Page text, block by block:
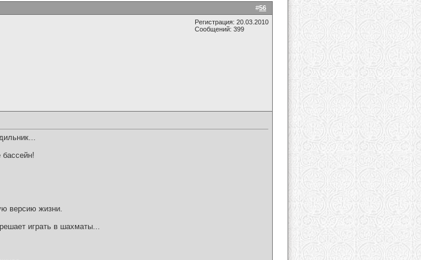
#56
Регистрация: 20.03.2010
Сообщений: 399
версию жизни.
играть в шахматы...